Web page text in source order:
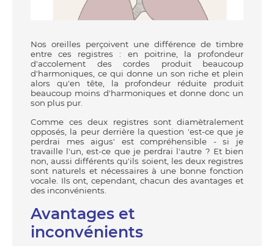
Nos oreilles perçoivent une différence de timbre
entre ces registres : en poitrine, la profondeur
d'accolement des cordes produit beaucoup
d'harmoniques, ce qui donne un son riche et plein
alors qu'en tête, la profondeur réduite produit
beaucoup moins d'harmoniques et donne donc un
son plus pur.
Comme ces deux registres sont diamètralement
opposés, la peur derrière la question 'est-ce que je
perdrai mes aigus' est compréhensible - si je
travaille l'un, est-ce que je perdrai l'autre ? Et bien
non, aussi différents qu'ils soient, les deux registres
sont naturels et nécessaires à une bonne fonction
vocale. Ils ont, cependant, chacun des avantages et
des inconvénients.
Avantages et
inconvénients